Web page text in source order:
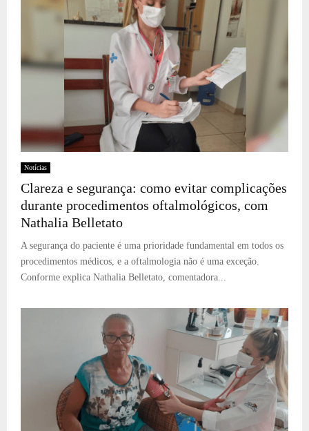
Notícias
Clareza e segurança: como evitar complicações
durante procedimentos oftalmológicos, com
Nathalia Belletato
A segurança do paciente é uma prioridade fundamental em todos os
procedimentos médicos, e a oftalmologia não é uma exceção.
Conforme explica Nathalia Belletato, comentadora...